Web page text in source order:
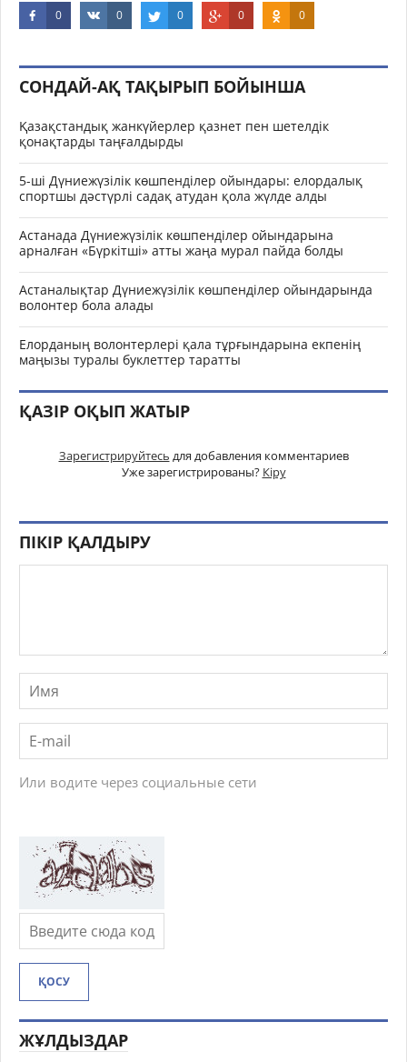
0 0 0 0 0
СОНДАЙ-АҚ ТАҚЫРЫП БОЙЫНША
Қазақстандық жанкүйерлер қазнет пен шетелдік
қонақтарды таңғалдырды
5-ші Дүниежүзілік көшпенділер ойындары: елордалық
спортшы дәстүрлі садақ атудан қола жүлде алды
Астанада Дүниежүзілік көшпенділер ойындарына
арналған «Бүркітші» атты жаңа мурал пайда болды
Астаналықтар Дүниежүзілік көшпенділер ойындарында
волонтер бола алады
Елорданың волонтерлері қала тұрғындарына екпенің
маңызы туралы буклеттер таратты
ҚАЗІР ОҚЫП ЖАТЫР
Зарегистрируйтесь для добавления комментариев
Уже зарегистрированы? Кіру
ПІКІР ҚАЛДЫРУ
Или водите через социальные сети
ҚОСУ
ЖҰЛДЫЗДАР